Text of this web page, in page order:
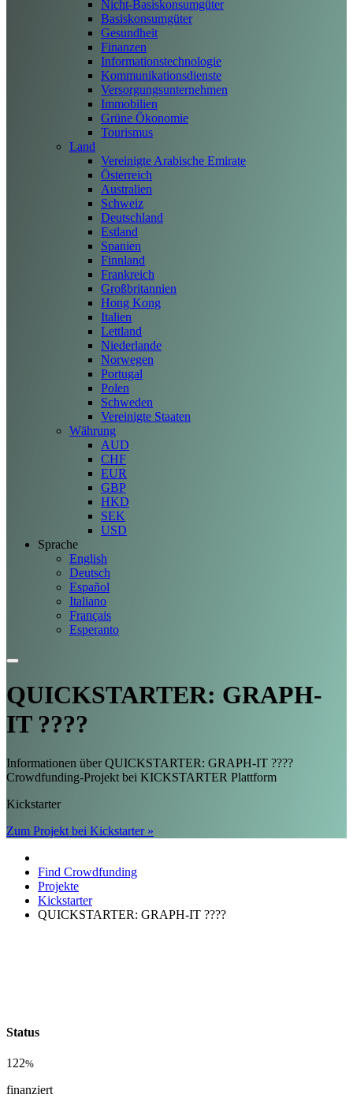
Nicht-Basiskonsumgüter
Basiskonsumgüter
Gesundheit
Finanzen
Informationstechnologie
Kommunikationsdienste
Versorgungsunternehmen
Immobilien
Grüne Ökonomie
Tourismus
Land
Vereinigte Arabische Emirate
Österreich
Australien
Schweiz
Deutschland
Estland
Spanien
Finnland
Frankreich
Großbritannien
Hong Kong
Italien
Lettland
Niederlande
Norwegen
Portugal
Polen
Schweden
Vereinigte Staaten
Währung
AUD
CHF
EUR
GBP
HKD
SEK
USD
Sprache
English
Deutsch
Español
Italiano
Français
Esperanto
QUICKSTARTER: GRAPH-
IT ????
Informationen über QUICKSTARTER: GRAPH-IT ????
Crowdfunding-Projekt bei KICKSTARTER Plattform
Kickstarter
Zum Projekt bei Kickstarter »
Find Crowdfunding
Projekte
Kickstarter
QUICKSTARTER: GRAPH-IT ????
Status
122%
finanziert